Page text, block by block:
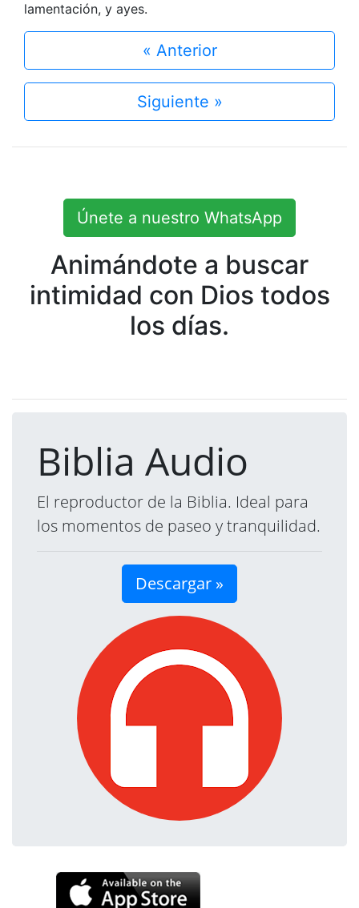
lamentación, y ayes.
« Anterior
Siguiente »
Únete a nuestro WhatsApp
Animándote a buscar
intimidad con Dios todos
los días.
Biblia Audio
El reproductor de la Biblia. Ideal para
los momentos de paseo y tranquilidad.
Descargar »